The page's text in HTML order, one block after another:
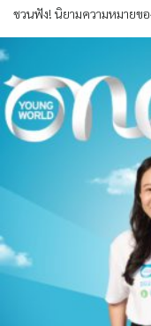
ชวนฟัง! นิยามความหมายข